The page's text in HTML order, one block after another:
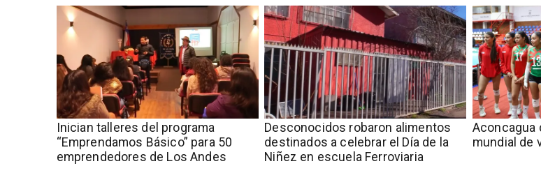
Inician talleres del programa
“Emprendamos Básico” para 50
emprendedores de Los Andes
Desconocidos robaron alimentos
destinados a celebrar el Día de la
Niñez en escuela Ferroviaria
Aconcagua
mundial de